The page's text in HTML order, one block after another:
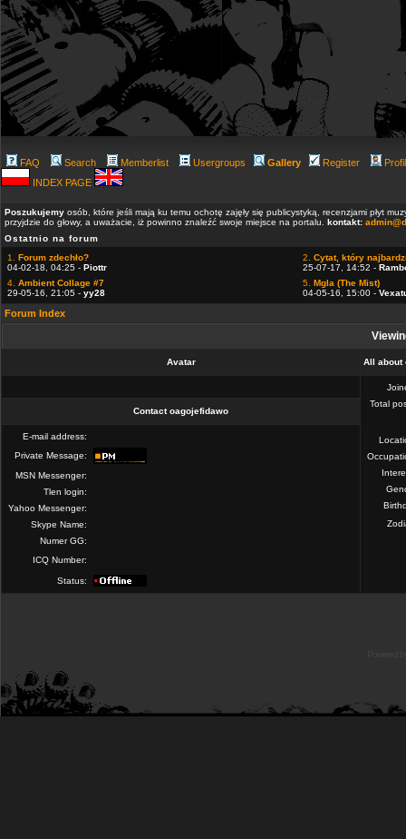
FAQ Search Memberlist Usergroups Gallery Register
INDEX PAGE
Poszukujemy osób, które jeśli mają ku temu ochotę zajęły się publicystyką, recenzjami płyt
przyjdzie do głowy, a uważacie, iż powinno znaleźć swoje miejsce na portalu. kontakt:
Ostatnio na forum
1. Forum zdechło?
04-02-18, 04:25 - Piottr
2. Cytat, który
25-07-17, 14:52 -
4. Ambient Collage #7
29-05-16, 21:05 - yy28
5. Mgla (The Mist)
04-05-16, 15:00 -
Forum Index
Avatar All about
Total
Contact oagojefidawo
E-mail address:
Private Message:
MSN Messenger:
Tlen login:
Yahoo Messenger:
Skype Name:
Numer GG:
ICQ Number:
Status: